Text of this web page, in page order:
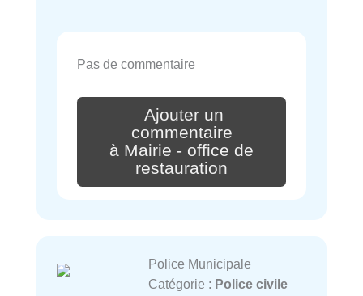
Pas de commentaire
Ajouter un
commentaire
à Mairie - office de
restauration
Police Municipale
Catégorie : Police civile